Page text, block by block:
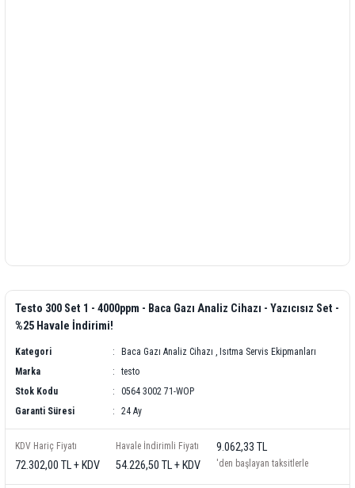
Testo 300 Set 1 - 4000ppm - Baca Gazı Analiz Cihazı - Yazıcısız Set -
%25 Havale İndirimi!
Kategori Baca Gazı Analiz Cihazı , Isıtma Servis Ekipmanları
Marka
testo
Stok Kodu
0564 3002 71-WOP
Garanti Süresi
24 Ay
KDV Hariç Fiyatı
72.302,00 TL + KDV
Havale İndirimli Fiyatı
54.226,50 TL + KDV
9.062,33 TL
'den başlayan taksitlerle